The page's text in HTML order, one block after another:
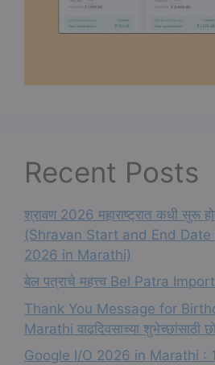
Recent Posts
श्रावण 2026 महाराष्ट्रात कधी सुरू
(Shravan Start and End
2026 in Marathi)
बेल पत्राचे महत्त्व Bel Patra
Thank You Message for
Marathi वाढदिवसाच्या शुभेच्छांसाठी
Google I/O 2026 in Marathi :